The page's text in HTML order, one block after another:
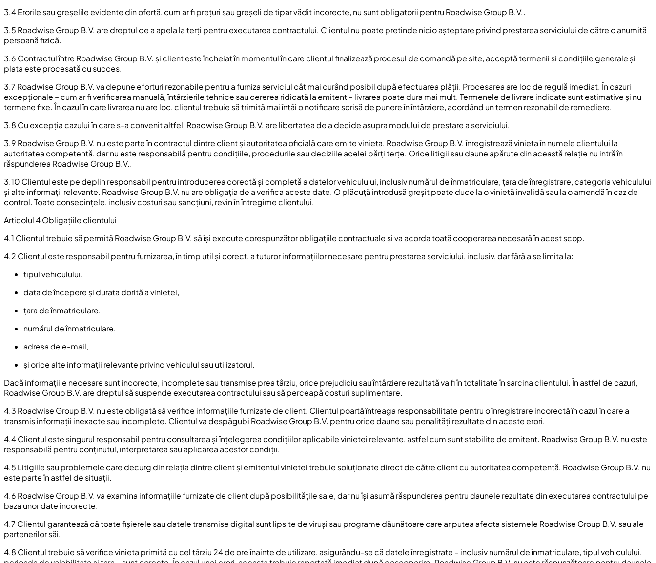
3.4 Erorile sau greșelile evidente din ofertă, cum ar fi prețuri sau greșeli de tipar vădit incorecte, nu sunt obligatorii pentru Roadwise Group B.V..
3.5 Roadwise Group B.V. are dreptul de a apela la terți pentru executarea contractului. Clientul nu poate pretinde nicio așteptare privind prestarea serviciului de către o anumită
persoană fizică.
3.6 Contractul între Roadwise Group B.V. și client este încheiat în momentul în care clientul finalizează procesul de comandă pe site, acceptă termenii și condițiile generale și
plata este procesată cu succes.
3.7 Roadwise Group B.V. va depune eforturi rezonabile pentru a furniza serviciul cât mai curând posibil după efectuarea plății. Procesarea are loc de regulă imediat. În cazuri
excepționale – cum ar fi verificarea manuală, întârzierile tehnice sau cererea ridicată la emitent – livrarea poate dura mai mult. Termenele de livrare indicate sunt estimative și nu
termene fixe. În cazul în care livrarea nu are loc, clientul trebuie să trimită mai întâi o notificare scrisă de punere în întârziere, acordând un termen rezonabil de remediere.
3.8 Cu excepția cazului în care s-a convenit altfel, Roadwise Group B.V. are libertatea de a decide asupra modului de prestare a serviciului.
3.9 Roadwise Group B.V. nu este parte în contractul dintre client și autoritatea oficială care emite vinieta. Roadwise Group B.V. înregistrează vinieta în numele clientului la
autoritatea competentă, dar nu este responsabilă pentru condițiile, procedurile sau deciziile acelei părți terțe. Orice litigii sau daune apărute din această relație nu intră în
răspunderea Roadwise Group B.V..
3.10 Clientul este pe deplin responsabil pentru introducerea corectă și completă a datelor vehiculului, inclusiv numărul de înmatriculare, țara de înregistrare, categoria vehiculului
și alte informații relevante. Roadwise Group B.V. nu are obligația de a verifica aceste date. O plăcuță introdusă greșit poate duce la o vinietă invalidă sau la o amendă în caz de
control. Toate consecințele, inclusiv costuri sau sancțiuni, revin în întregime clientului.
Articolul 4 Obligațiile clientului
4.1 Clientul trebuie să permită Roadwise Group B.V. să își execute corespunzător obligațiile contractuale și va acorda toată cooperarea necesară în acest scop.
4.2 Clientul este responsabil pentru furnizarea, în timp util și corect, a tuturor informațiilor necesare pentru prestarea serviciului, inclusiv, dar fără a se limita la:
tipul vehiculului,
data de începere și durata dorită a vinietei,
țara de înmatriculare,
numărul de înmatriculare,
adresa de e-mail,
și orice alte informații relevante privind vehiculul sau utilizatorul.
Dacă informațiile necesare sunt incorecte, incomplete sau transmise prea târziu, orice prejudiciu sau întârziere rezultată va fi în totalitate în sarcina clientului. În astfel de cazuri,
Roadwise Group B.V. are dreptul să suspende executarea contractului sau să perceapă costuri suplimentare.
4.3 Roadwise Group B.V. nu este obligată să verifice informațiile furnizate de client. Clientul poartă întreaga responsabilitate pentru o înregistrare incorectă în cazul în care a
transmis informații inexacte sau incomplete. Clientul va despăgubi Roadwise Group B.V. pentru orice daune sau penalități rezultate din aceste erori.
4.4 Clientul este singurul responsabil pentru consultarea și înțelegerea condițiilor aplicabile vinietei relevante, astfel cum sunt stabilite de emitent. Roadwise Group B.V. nu este
responsabilă pentru conținutul, interpretarea sau aplicarea acestor condiții.
4.5 Litigiile sau problemele care decurg din relația dintre client și emitentul vinietei trebuie soluționate direct de către client cu autoritatea competentă. Roadwise Group B.V. nu
este parte în astfel de situații.
4.6 Roadwise Group B.V. va examina informațiile furnizate de client după posibilitățile sale, dar nu își asumă răspunderea pentru daunele rezultate din executarea contractului pe
baza unor date incorecte.
4.7 Clientul garantează că toate fișierele sau datele transmise digital sunt lipsite de viruși sau programe dăunătoare care ar putea afecta sistemele Roadwise Group B.V. sau ale
partenerilor săi.
4.8 Clientul trebuie să verifice vinieta primită cu cel târziu 24 de ore înainte de utilizare, asigurându-se că datele înregistrate – inclusiv numărul de înmatriculare, tipul vehiculului,